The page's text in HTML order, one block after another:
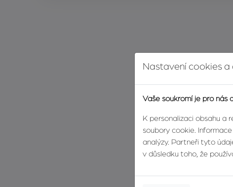
Nastavení cookies a
Vaše soukromí je pro nás
K personalizaci obsahu a
soubory cookie.
analýzy. Partneři tyto
v důsledku toho, že